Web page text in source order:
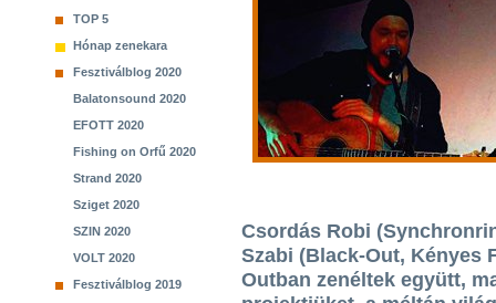
TOP 5
Hónap zenekara
Fesztiválblog 2020
Balatonsound 2020
EFOTT 2020
Fishing on Orfű 2020
Strand 2020
Sziget 2020
SZIN 2020
VOLT 2020
Fesztiválblog 2019
Csordás Robi
Szabi (Black-Out, Kényes
Outban zenéltek együtt,